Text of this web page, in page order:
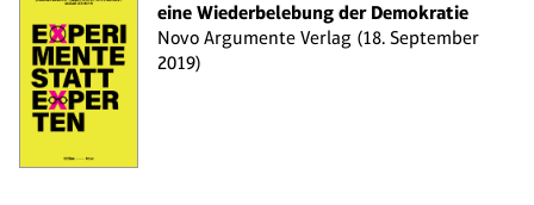
eine Wiederbelebung der Demokratie
Novo Argumente Verlag (18. September
2019)